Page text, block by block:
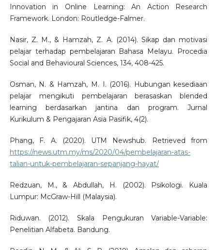
Innovation in Online Learning: An Action Research
Framework. London: Routledge-Falmer.
Nasir, Z. M., & Hamzah, Z. A. (2014). Sikap dan motivasi
pelajar terhadap pembelajaran Bahasa Melayu. Procedia
Social and Behavioural Sciences, 134, 408-425.
Osman, N. & Hamzah, M. I. (2016). Hubungan kesediaan
pelajar mengikuti pembelajaran berasaskan blended
learning berdasarkan jantina dan program. Jurnal
Kurikulum & Pengajaran Asia Pasifik, 4(2).
Phang, F. A. (2020). UTM Newshub. Retrieved from
https://news.utm.my/ms/2020/04/pembelajaran-atas-
talian-untuk-pembelajaran-sepanjang-hayat/
Redzuan, M., & Abdullah, H. (2002). Psikologi. Kuala
Lumpur: McGraw-Hill (Malaysia).
Riduwan. (2012). Skala Pengukuran Variable-Variable:
Penelitian Alfabeta. Bandung.